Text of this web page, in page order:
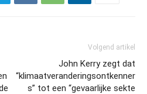
Volgend artikel
John Kerry zegt dat
“klimaatveranderingsontkenner
s” tot een “gevaarlijke sekte